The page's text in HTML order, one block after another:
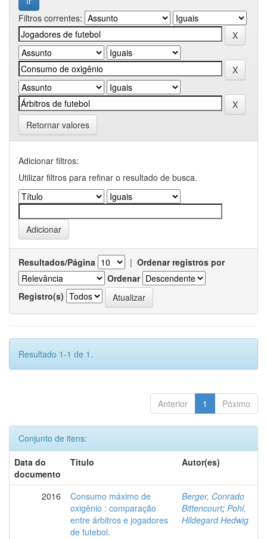
Filtros correntes:
Retornar valores
Adicionar filtros:
Utilizar filtros para refinar o resultado de busca.
Resultados/Página | Ordenar registros por
Ordenar
Registro(s)
Resultado 1-1 de 1.
Anterior 1 Póximo
Conjunto de itens:
Data do
documento
Título Autor(es)
2016
Consumo máximo de
oxigênio : comparação
entre árbitros e jogadores
de futebol.
Berger, Conrado
Bittencourt; Pohl,
Hildegard Hedwig